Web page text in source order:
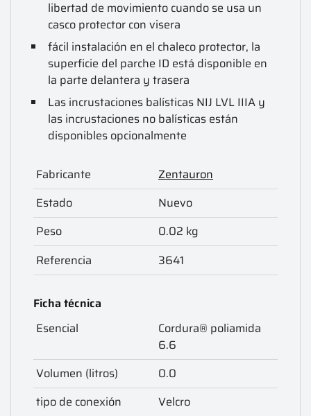
libertad de movimiento cuando se usa un
casco protector con visera
fácil instalación en el chaleco protector, la
superficie del parche ID está disponible en
la parte delantera y trasera
Las incrustaciones balísticas NIJ LVL IIIA y
las incrustaciones no balísticas están
disponibles opcionalmente
Fabricante
Zentauron
Estado
Nuevo
Peso
0.02 kg
Referencia
3641
Ficha técnica
Esencial
Cordura® poliamida
6.6
Volumen (litros)
0.0
tipo de conexión
Velcro